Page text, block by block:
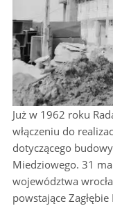
Już w 1962 roku
włączeniu do
dotyczącego
Miedziowego. 31
województwa
powstające